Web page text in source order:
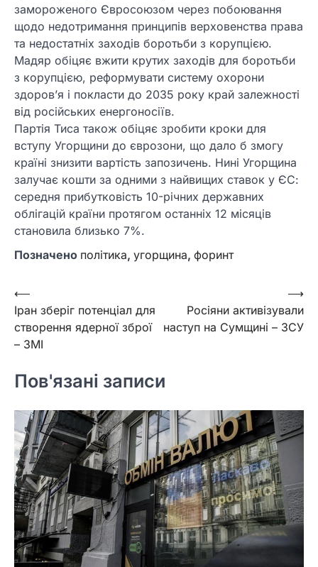
замороженого Євросоюзом через побоювання
щодо недотримання принципів верховенства права
та недостатніх заходів боротьби з корупцією.
Мадяр обіцяє вжити крутих заходів для боротьби
з корупцією, реформувати систему охорони
здоров’я і покласти до 2035 року край залежності
від російських енергоносіїв.
Партія Тиса також обіцяє зробити кроки для
вступу Угорщини до єврозони, що дало б змогу
країні знизити вартість запозичень. Нині Угорщина
залучає кошти за одними з найвищих ставок у ЄС:
середня прибутковість 10-річних державних
облігацій країни протягом останніх 12 місяців
становила близько 7%.
Позначено політика, угорщина, форинт
Навігація
записів
⟵
Іран зберіг потенціал для
створення ядерної зброї
– ЗМІ
Росіяни активізували
наступ на Сумщині – ЗСУ
⟶
Пов'язані записи